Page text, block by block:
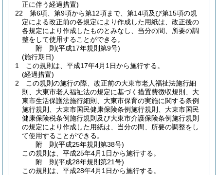
正に伴う経過措置)
22
第6項、第9項から第12項まで、第14項及び第15項の規
定による改正前の各規定により作成した用紙は、改正後の
各規定により作成したものとみなし、当分の間、所要の調
整をして使用することができる。
附 則(平成17年規則第9号)
(施行期日)
1
この規則は、平成17年4月1日から施行する。
(経過措置)
2
この規則の施行の際、改正前の大東市老人福祉法施行細
則、大東市老人福祉法の規定に基づく措置費徴収規則、大
東市生活保護法施行細則、大東市保育の実施に関する条例
施行規則、大東市国民健康保険条例施行規則、大東市国民
健康保険税条例施行規則及び大東市介護保険条例施行規則
の規定により作成した用紙は、当分の間、所要の調整をし
て使用することができる。
附 則(平成25年規則第38号)
この規則は、平成25年4月1日から施行する。
附 則(平成28年規則第21号)
この規則は、平成28年4月1日から施行する。